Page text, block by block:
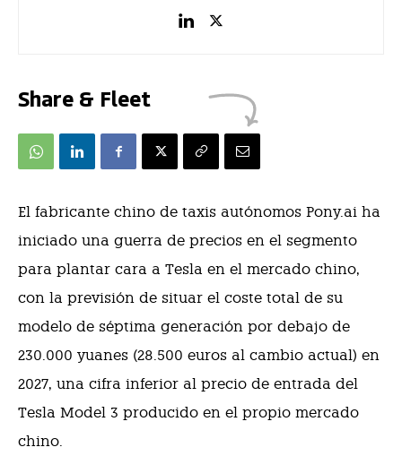
Share & Fleet
El fabricante chino de taxis autónomos Pony.ai ha
iniciado una guerra de precios en el segmento
para plantar cara a Tesla en el mercado chino,
con la previsión de situar el coste total de su
modelo de séptima generación por debajo de
230.000 yuanes (28.500 euros al cambio actual) en
2027, una cifra inferior al precio de entrada del
Tesla Model 3 producido en el propio mercado
chino.